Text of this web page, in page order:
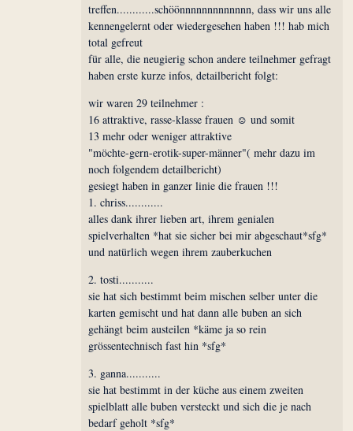
treffen............schöönnnnnnnnnnnnn, dass wir uns alle
kennengelernt oder wiedergesehen haben !!! hab mich
total gefreut
für alle, die neugierig schon andere teilnehmer gefragt
haben erste kurze infos, detailbericht folgt:
wir waren 29 teilnehmer :
16 attraktive, rasse-klasse frauen ☺ und somit
13 mehr oder weniger attraktive
"möchte-gern-erotik-super-männer"( mehr dazu im
noch folgendem detailbericht)
gesiegt haben in ganzer linie die frauen !!!
1. chriss............
alles dank ihrer lieben art, ihrem genialen
spielverhalten *hat sie sicher bei mir abgeschaut*sfg*
und natürlich wegen ihrem zauberkuchen
2. tosti...........
sie hat sich bestimmt beim mischen selber unter die
karten gemischt und hat dann alle buben an sich
gehängt beim austeilen *käme ja so rein
grössentechnisch fast hin *sfg*
3. ganna...........
sie hat bestimmt in der küche aus einem zweiten
spielblatt alle buben versteckt und sich die je nach
bedarf geholt *sfg*